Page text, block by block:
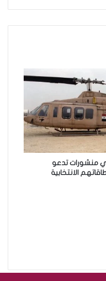
استراحة
الاعتداء على
النهضة تضع
أمام اختبار حماية
منشورات تدعو
الانتخابية